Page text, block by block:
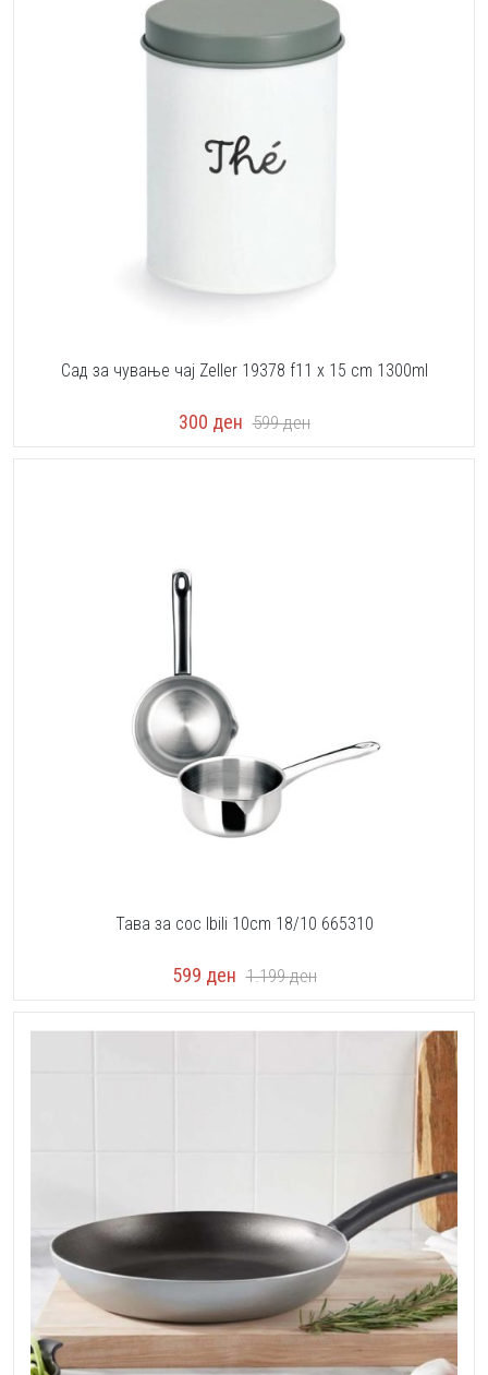
Сад за чување чај Zeller 19378 f11 x 15 cm 1300ml
300 ден 599ден
Тава за сос Ibili 10cm 18/10 665310
599 ден 1.199ден